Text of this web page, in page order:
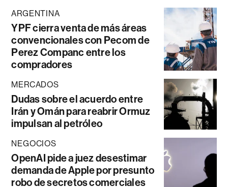
ARGENTINA
YPF cierra venta de más áreas
convencionales con Pecom de
Perez Companc entre los
compradores
MERCADOS
Dudas sobre el acuerdo entre
Irán y Omán para reabrir Ormuz
impulsan al petróleo
NEGOCIOS
OpenAI pide a juez desestimar
demanda de Apple por presunto
robo de secretos comerciales